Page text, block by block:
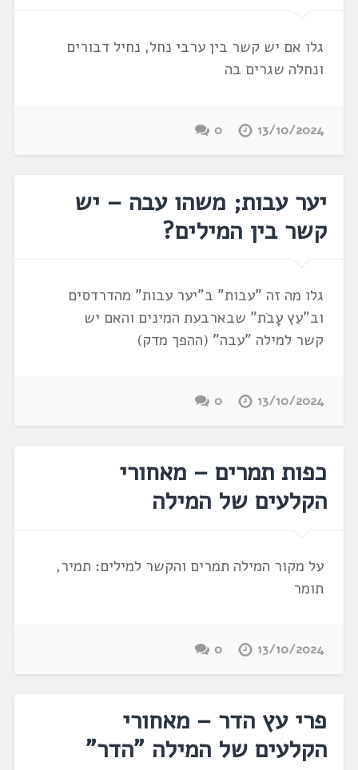
גלו אם יש קשר בין ערבי נחל, נחיל דבורים
ונחלה שגרים בה
13/10/2024
0
יער עבות; משהו עבה – יש
קשר בין המילים?
גלו מה זה "עבות" ב"יער עבות" מהדרדסים
וב"עֵץ עָבֹת" שבארבעת המינים והאם יש
קשר למילה "עבה" (ההפך מדק)
13/10/2024
0
כפות תמרים – מאחורי
הקלעים של המילה
על מקור המילה תמרים והקשר למילים: תמיר,
תומר
13/10/2024
0
פרי עץ הדר – מאחורי
הקלעים של המילה "הדר"